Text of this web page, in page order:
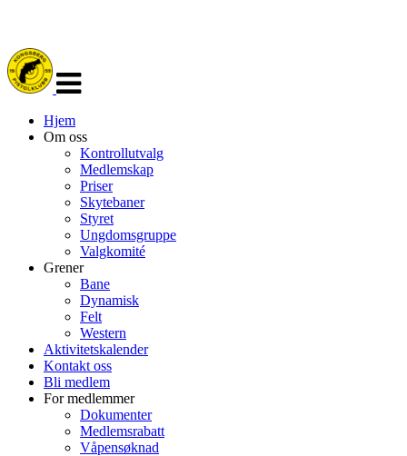
navigasjon
Hjem
Om oss
Kontrollutvalg
Medlemskap
Priser
Skytebaner
Styret
Ungdomsgruppe
Valgkomité
Grener
Bane
Dynamisk
Felt
Western
Aktivitetskalender
Kontakt oss
Bli medlem
For medlemmer
Dokumenter
Medlemsrabatt
Våpensøknad